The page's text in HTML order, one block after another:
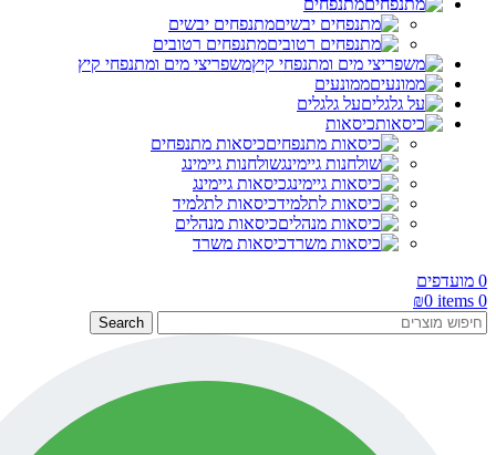
מתנפחים
מתנפחים יבשים
מתנפחים רטובים
משפריצי מים ומתנפחי קיץ
ממונעים
על גלגלים
כיסאות
כיסאות מתנפחים
שולחנות גיימינג
כיסאות גיימינג
כיסאות לתלמיד
כיסאות מנהלים
כיסאות משרד
0 מועדפים
0
items
₪0
Search